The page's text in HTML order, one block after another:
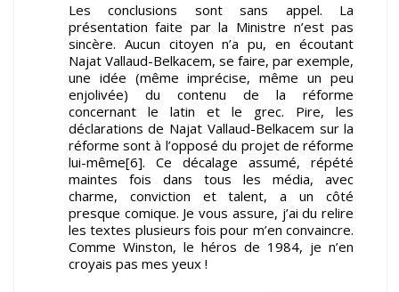
Les conclusions sont sans appel. La
présentation faite par la Ministre n’est pas
sincère. Aucun citoyen n’a pu, en écoutant
Najat Vallaud-Belkacem, se faire, par exemple,
une idée (même imprécise, même un peu
enjolivée) du contenu de la réforme
concernant le latin et le grec. Pire, les
déclarations de Najat Vallaud-Belkacem sur la
réforme sont à l’opposé du projet de réforme
lui-même[6]. Ce décalage assumé, répété
maintes fois dans tous les média, avec
charme, conviction et talent, a un côté
presque comique. Je vous assure, j’ai du relire
les textes plusieurs fois pour m’en convaincre.
Comme Winston, le héros de 1984, je n’en
croyais pas mes yeux !